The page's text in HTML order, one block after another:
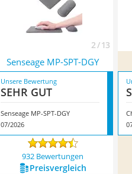
2 / 13
Senseage MP-SPT-DGY
Unsere Bewertung
SEHR GUT
Senseage MP-SPT-DGY
07/2026
932 Bewertungen
Preis­vergleich